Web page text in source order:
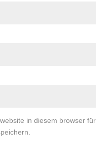
in diesem browser für